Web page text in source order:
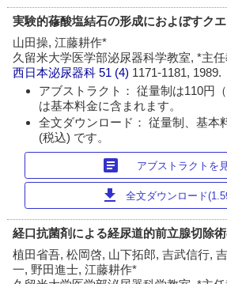
実験的蓚酸塩結石の形成におよぼすク
山田操, 江藤耕作*
久留米大学医学部泌尿器科学教室, *主
西日本泌尿器科 51 (4) 1171-1181, 1989.
アブストラクト： 従量制は110円
は基本料金に含まれます。
全文ダウンロード： 従量制、基本
(税込) です。
article アブストラクトを
download 全文ダウンロード
経口抗菌剤による経尿道的前立腺切除
植田省吾, 松岡啓, 山下拓郎, 吉武信行,
一, 野田進士, 江藤耕作*